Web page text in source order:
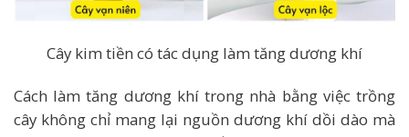
Cây kim tiền có tác dụng làm tăng dương khí
Cách làm tăng dương khí trong nhà bằng việc trồng
cây không chỉ mang lại nguồn dương khí dồi dào mà